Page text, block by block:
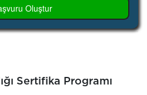
Oluştur
Sertifika Programı